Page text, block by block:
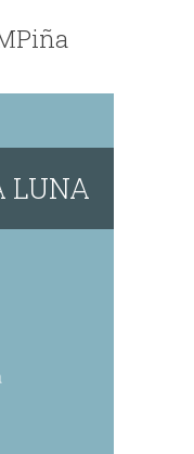
LUNA